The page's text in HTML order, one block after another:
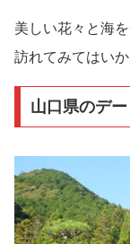
美しい花々と海
訪れてみてはいか
山口県のデ